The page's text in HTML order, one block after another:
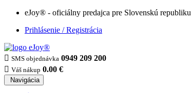
eJoy® - oficiálny predajca pre Slovenskú republiku
Prihlásenie / Registrácia
 SMS objednávka 0949 209 200
 Váš nákup 0.00 €
Navigácia